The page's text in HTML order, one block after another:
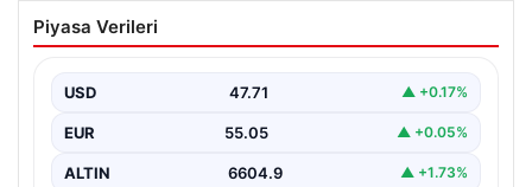
Klibinde silah kullanan rapçi Yuşa
Keskin ile 3 şüpheli adli kontrol ile
Piyasa Verileri
USD 47.71 ▲ +0.17%
EUR 55.05 ▲ +0.05%
ALTIN 6604.9 ▲ +1.73%